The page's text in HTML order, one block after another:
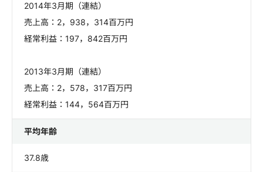
2014年3月期（連結）
売上高：2，938，314百万円
経常利益：197，842百万円
2013年3月期（連結）
売上高：2，578，317百万円
経常利益：144，564百万円
平均年齢
37.8歳